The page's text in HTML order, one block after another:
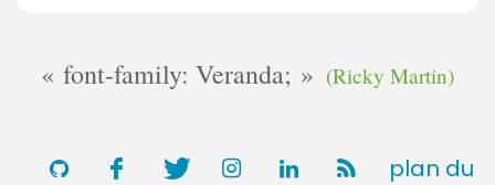
font-family: Veranda; (Ricky Martin)
plan du